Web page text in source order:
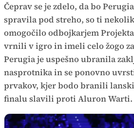
Čeprav se je zdelo, da bo
spravila pod streho, so ti
omogočilo odbojkarjem Projekta
vrnili v igro in imeli celo žogo
Perugia je uspešno ubranila
nasprotnika in se ponovno
prvakov, kjer bodo branili
finalu slavili proti Aluron Warti.